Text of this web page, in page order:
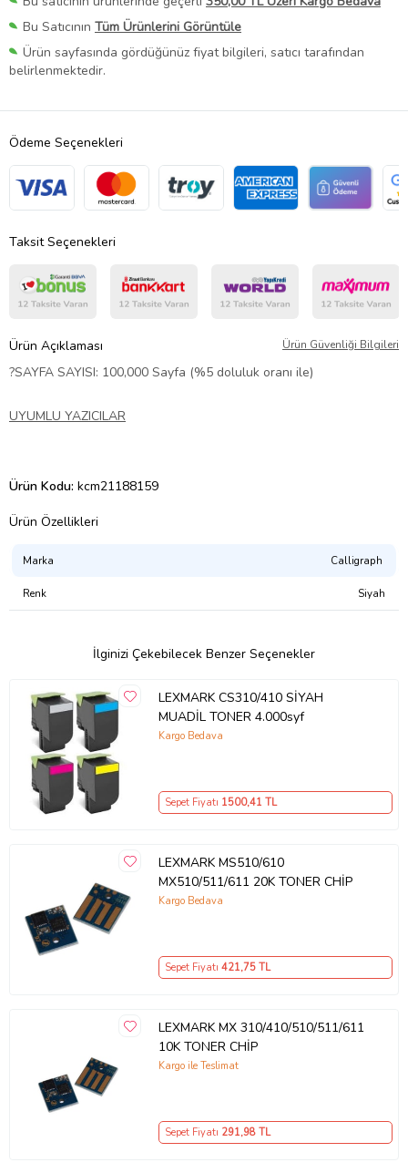
Bu Satıcının Tüm Ürünlerini Görüntüle
Ürün sayfasında gördüğünüz fiyat bilgileri, satıcı tarafından
belirlenmektedir.
Ödeme Seçenekleri
Taksit Seçenekleri
Ürün Açıklaması Ürün Güvenliği Bilgileri
?SAYFA SAYISI: 100,000 Sayfa (%5 doluluk oranı ile)
UYUMLU YAZICILAR
Ürün Kodu: kcm21188159
Ürün Özellikleri
Marka Calligraph
Renk Siyah
İlginizi Çekebilecek Benzer Seçenekler
LEXMARK CS310/410 SİYAH
MUADİL TONER 4.000syf
Kargo Bedava
Sepet Fiyatı 1500,41 TL
LEXMARK MS510/610
MX510/511/611 20K TONER CHİP
Kargo Bedava
Sepet Fiyatı 421,75 TL
LEXMARK MX 310/410/510/511/611
10K TONER CHİP
Kargo ile Teslimat
Sepet Fiyatı 291,98 TL